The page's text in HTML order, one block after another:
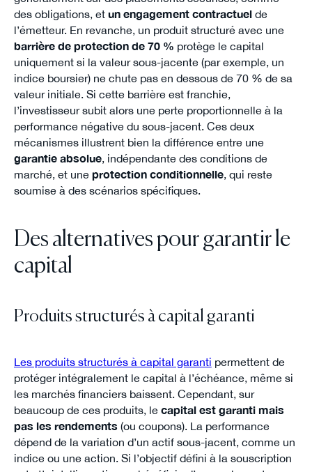
des obligations, et un engagement contractuelde
l’émetteur. En revanche, un produit structuré avec une
barrière de protection de 70 % protège le capital
uniquement si la valeur sous-jacente (par exemple, un
indice boursier) ne chute pas en dessous de 70 % de sa
valeur initiale. Si cette barrière est franchie,
l’investisseur subit alors une perte proportionnelle à la
performance négative du sous-jacent. Ces deux
mécanismes illustrent bien la différence entre une
garantie absolue, indépendante des conditions de
marché, et une protection conditionnelle, qui reste
soumise à des scénarios spécifiques.
Des alternatives pour garantir le
capital
Produits structurés à capital garanti
Les produits structurés à capital garanti permettent de
protéger intégralement le capital à l’échéance, même si
les marchés financiers baissent. Cependant, sur
beaucoup de ces produits, le capital est garanti mais
pas les rendements (ou coupons). La performance
dépend de la variation d’un actif sous-jacent, comme un
indice ou une action. Si l’objectif défini à la souscription